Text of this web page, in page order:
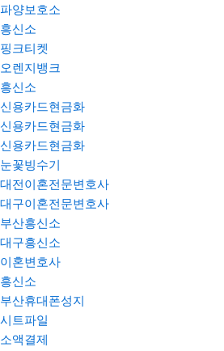
파양보호소
흥신소
핑크티켓
오렌지뱅크
흥신소
신용카드현금화
신용카드현금화
신용카드현금화
눈꽃빙수기
대전이혼전문변호사
대구이혼전문변호사
부산흥신소
대구흥신소
이혼변호사
흥신소
부산휴대폰성지
시트파일
소액결제